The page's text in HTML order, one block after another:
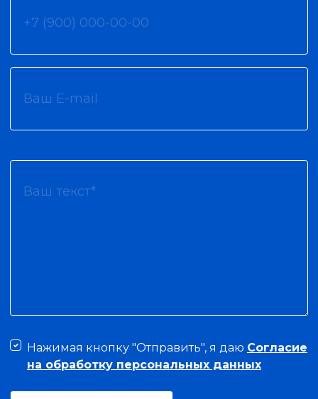
Нажимая кнопку "Отправить", я даю Согласие
на обработку персональных данных